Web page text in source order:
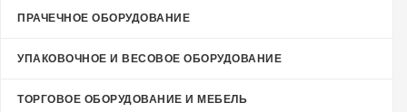
ПРАЧЕЧНОЕ ОБОРУДОВАНИЕ
УПАКОВОЧНОЕ И ВЕСОВОЕ ОБОРУДОВАНИЕ
ТОРГОВОЕ ОБОРУДОВАНИЕ И МЕБЕЛЬ